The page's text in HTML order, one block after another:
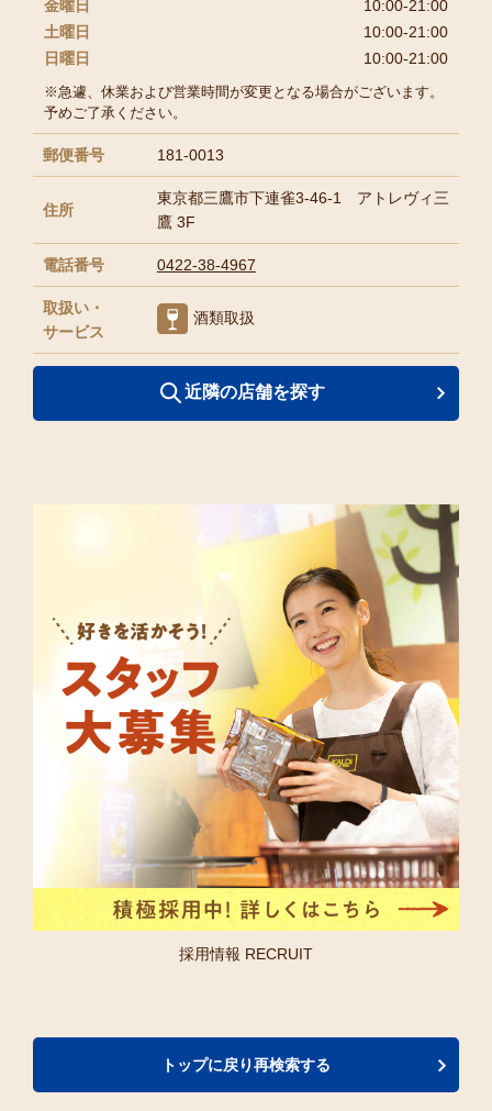
金曜日
10:00-21:00
土曜日
10:00-21:00
日曜日
10:00-21:00
※急遽、休業および営業時間が変更となる場合がございます。
予めご了承ください。
郵便番号 181-0013
住所
東京都三鷹市下連雀3-46-1 アトレヴィ三
鷹 3F
電話番号 0422-38-4967
取扱い・
サービス
酒類取扱
採用情報 RECRUIT
トップに戻り再検索する